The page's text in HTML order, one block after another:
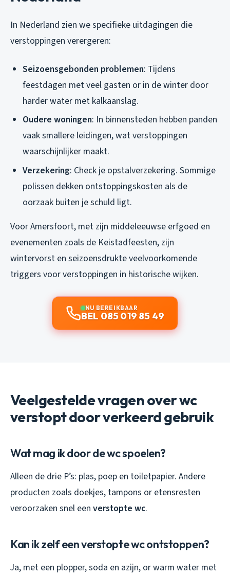
In Nederland zien we specifieke uitdagingen die
verstoppingen verergeren:
Seizoensgebonden problemen: Tijdens
feestdagen met veel gasten or in de winter door
harder water met kalkaanslag.
Oudere woningen: In binnensteden hebben panden
vaak smallere leidingen, wat verstoppingen
waarschijnlijker maakt.
Verzekering: Check je opstalverzekering. Sommige
polissen dekken ontstoppingskosten als de
oorzaak buiten je schuld ligt.
Voor Amersfoort, met zijn middeleeuwse erfgoed en
evenementen zoals de Keistadfeesten, zijn
wintervorst en seizoensdrukte veelvoorkomende
triggers voor verstoppingen in historische wijken.
NU BEREIKBAAR
BEL 085 019 85 49
Veelgestelde vragen over wc
verstopt door verkeerd gebruik
Wat mag ik door de wc spoelen?
Alleen de drie P’s: plas, poep en toiletpapier. Andere
producten zoals doekjes, tampons or etensresten
veroorzaken snel een verstopte wc.
Kan ik zelf een verstopte wc ontstoppen?
Ja, met een plopper, soda en azijn, or warm water met